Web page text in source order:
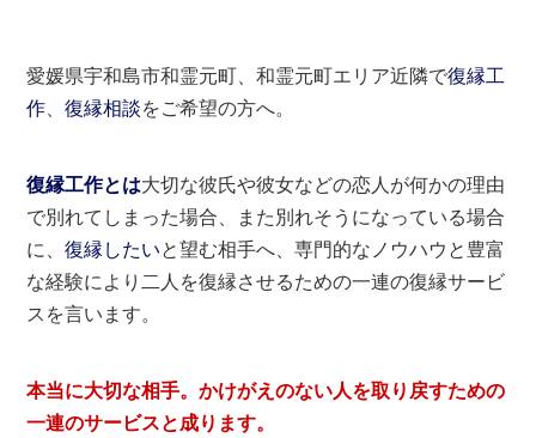
愛媛県宇和島市和霊元町、和霊元町エリア近隣で復縁工
作 、復縁相談をご希望の方へ。
復縁工作とは大切な彼氏や彼女などの恋人が何かの理由
で別れてしまった場合、また別れそうになっている場合
に、復縁したいと望む相手へ、専門的なノウハウと豊富
な経験により二人を復縁させるための一連の復縁サービ
スを言います。
本当に大切な相手。かけがえのない人を取り戻すための
一連のサービスと成ります。